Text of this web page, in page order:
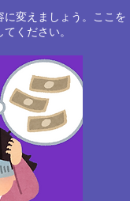
に変えましょう。ここを
ください。